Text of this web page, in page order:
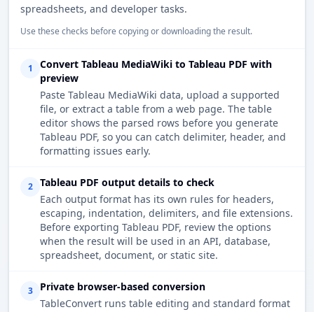
spreadsheets, and developer tasks.
Use these checks before copying or downloading the result.
1
Convert Tableau MediaWiki to Tableau PDF with
preview
Paste Tableau MediaWiki data, upload a supported
file, or extract a table from a web page. The table
editor shows the parsed rows before you generate
Tableau PDF, so you can catch delimiter, header, and
formatting issues early.
2
Tableau PDF output details to check
Each output format has its own rules for headers,
escaping, indentation, delimiters, and file extensions.
Before exporting Tableau PDF, review the options
when the result will be used in an API, database,
spreadsheet, document, or static site.
3
Private browser-based conversion
TableConvert runs table editing and standard format